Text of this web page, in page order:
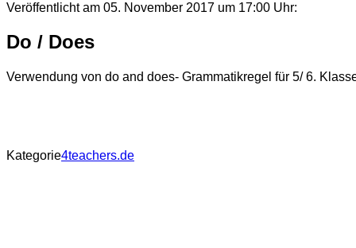
Veröffentlicht am 05. November 2017 um 17:00 Uhr:
Do / Does
Verwendung von do and does- Grammatikregel für 5/ 6.
Kategorie4teachers.de